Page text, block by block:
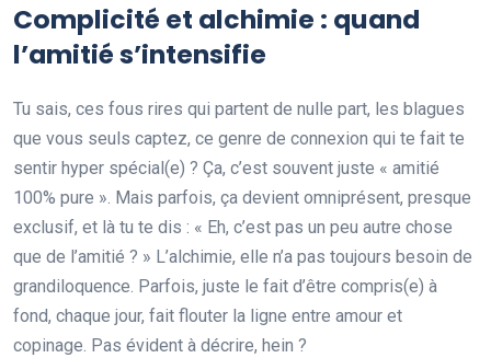
Complicité et alchimie : quand
l’amitié s’intensifie
Tu sais, ces fous rires qui partent de nulle part, les blagues
que vous seuls captez, ce genre de connexion qui te fait te
sentir hyper spécial(e) ? Ça, c’est souvent juste « amitié
100% pure ». Mais parfois, ça devient omniprésent, presque
exclusif, et là tu te dis : « Eh, c’est pas un peu autre chose
que de l’amitié ? » L’alchimie, elle n’a pas toujours besoin de
grandiloquence. Parfois, juste le fait d’être compris(e) à
fond, chaque jour, fait flouter la ligne entre amour et
copinage. Pas évident à décrire, hein ?